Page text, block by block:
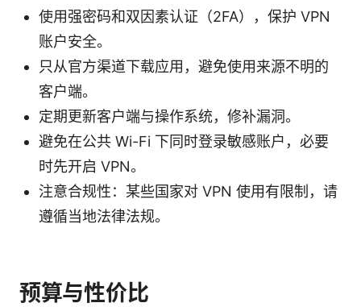
使用强密码和双因素认证（2FA），保护 VPN
账户安全。
只从官方渠道下载应用，避免使用来源不明的
客户端。
定期更新客户端与操作系统，修补漏洞。
避免在公共 Wi-Fi 下同时登录敏感账户，必要
时先开启 VPN。
注意合规性：某些国家对 VPN 使用有限制，请
遵循当地法律法规。
预算与性价比